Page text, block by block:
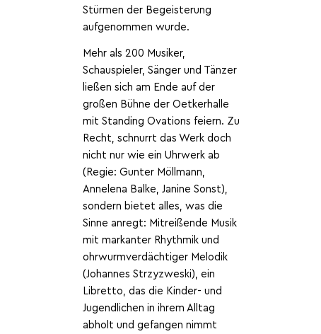
Stürmen der Begeisterung
aufgenommen wurde.
Mehr als 200 Musiker,
Schauspieler, Sänger und Tänzer
ließen sich am Ende auf der
großen Bühne der Oetkerhalle
mit Standing Ovations feiern. Zu
Recht, schnurrt das Werk doch
nicht nur wie ein Uhrwerk ab
(Regie: Gunter Möllmann,
Annelena Balke, Janine Sonst),
sondern bietet alles, was die
Sinne anregt: Mitreißende Musik
mit markanter Rhythmik und
ohrwurmverdächtiger Melodik
(Johannes Strzyzweski), ein
Libretto, das die Kinder- und
Jugendlichen in ihrem Alltag
abholt und gefangen nimmt